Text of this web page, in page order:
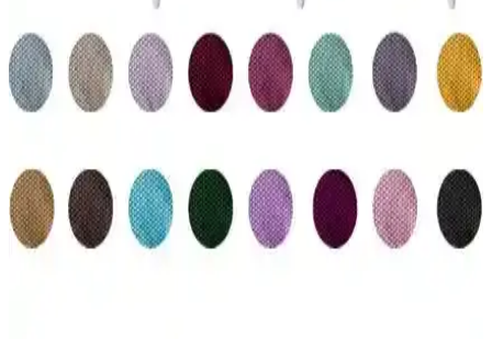
Genel Markalar Şerit Atan Klasik Konfeti ile
Kutlamalarınızı Renkli Hale Getirin
30 cm uzunluğundaki şerit şeklinde klasik konfeti, düğün ve
kutlamalarda kullanılmak üzere tasarlandı. Renkli, pratik ve uygun
fiyatlı, kutlamalarınıza renk ve eğlence katmaya devam ediyor.
Kadife Seccade ve Gelin Setleri Karşılaştırması:
Tasarım, Malzeme ve Kullanım Özellikleri
İki farklı kadife seccade ve gelin setinin özellikleri, kullanıcı
yorumları ve avantajları detaylı şekilde karşılaştırılarak en uygun